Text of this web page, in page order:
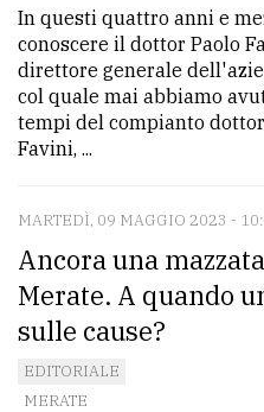
In questi quattro anni e
conoscere il dottor Paolo
direttore generale
col quale mai abbiamo
tempi del compianto
Favini, ...
MARTEDÌ, 09 MAGGIO 2023 -
Ancora una
Merate. A quando
sulle cause?
EDITORIALE
MERATE